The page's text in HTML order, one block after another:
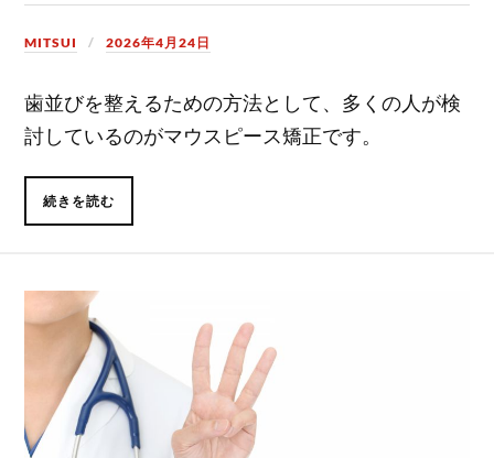
MITSUI 2026年4月24日
歯並びを整えるための方法として、多くの人が検
討しているのがマウスピース矯正です。
続きを読む